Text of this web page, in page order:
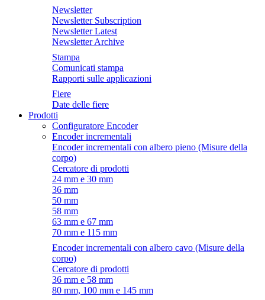
Newsletter
Newsletter Subscription
Newsletter Latest
Newsletter Archive
Stampa
Comunicati stampa
Rapporti sulle applicazioni
Fiere
Date delle fiere
Prodotti
Configuratore Encoder
Encoder incrementali
Encoder incrementali con albero pieno (Misure della
corpo)
Cercatore di prodotti
24 mm e 30 mm
36 mm
50 mm
58 mm
63 mm e 67 mm
70 mm e 115 mm
Encoder incrementali con albero cavo (Misure della
corpo)
Cercatore di prodotti
36 mm e 58 mm
80 mm, 100 mm e 145 mm